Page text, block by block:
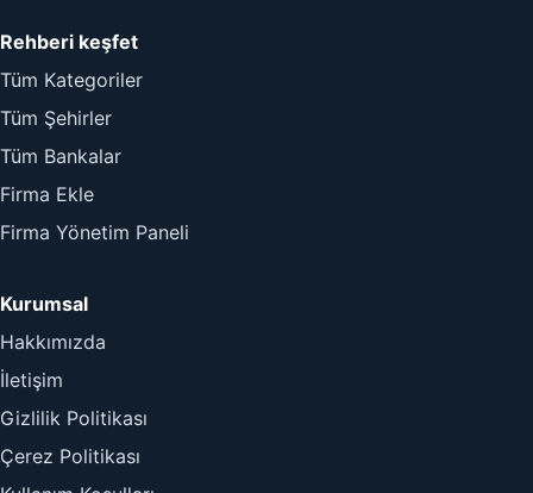
Rehberi keşfet
Tüm Kategoriler
Tüm Şehirler
Tüm Bankalar
Firma Ekle
Firma Yönetim Paneli
Kurumsal
Hakkımızda
İletişim
Gizlilik Politikası
Çerez Politikası